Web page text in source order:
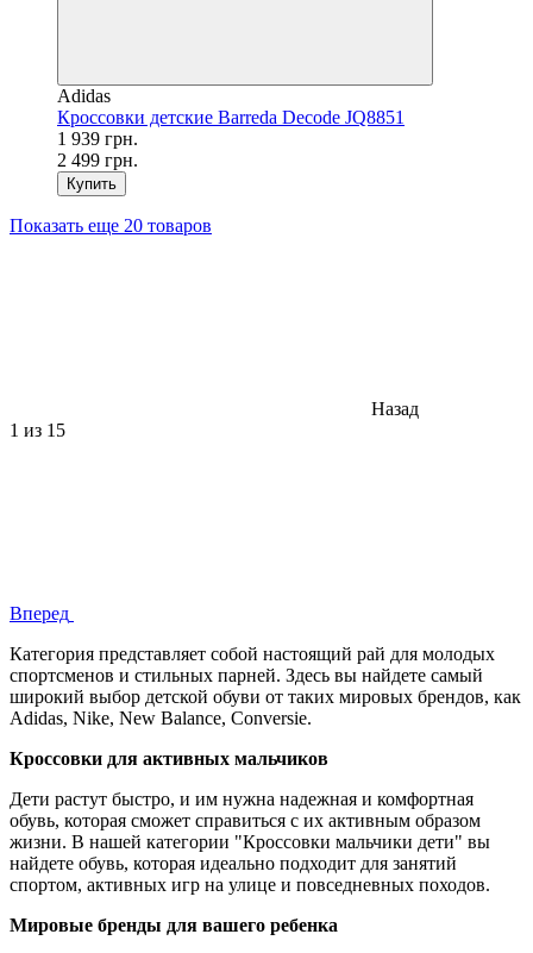
Adidas
Кроссовки детские Barreda Decode JQ8851
1 939 грн.
2 499 грн.
Купить
Показать еще 20 товаров
Назад
1 из 15
Вперед
Категория представляет собой настоящий рай для молодых
спортсменов и стильных парней. Здесь вы найдете самый
широкий выбор детской обуви от таких мировых брендов, как
Adidas, Nike, New Balance, Conversie.
Кроссовки для активных мальчиков
Дети растут быстро, и им нужна надежная и комфортная
обувь, которая сможет справиться с их активным образом
жизни. В нашей категории "Кроссовки мальчики дети" вы
найдете обувь, которая идеально подходит для занятий
спортом, активных игр на улице и повседневных походов.
Мировые бренды для вашего ребенка